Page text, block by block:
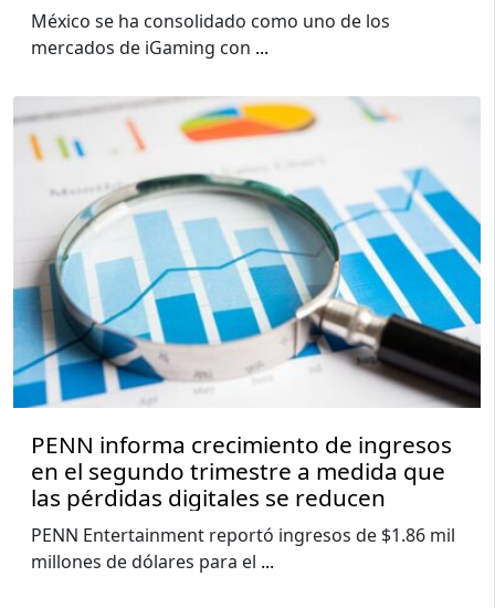
México se ha consolidado como uno de los
mercados de iGaming con ...
PENN informa crecimiento de ingresos
en el segundo trimestre a medida que
las pérdidas digitales se reducen
PENN Entertainment reportó ingresos de $1.86 mil
millones de dólares para el ...